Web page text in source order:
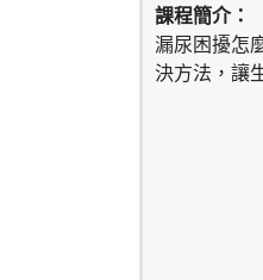
課程簡介：
漏尿困擾怎
決方法，讓